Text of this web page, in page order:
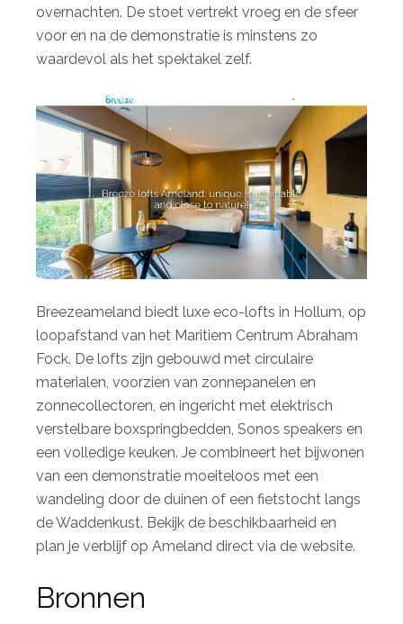
overnachten. De stoet vertrekt vroeg en de sfeer
voor en na de demonstratie is minstens zo
waardevol als het spektakel zelf.
Breezeameland biedt luxe eco-lofts in Hollum , op
loopafstand van het Maritiem Centrum Abraham
Fock. De lofts zijn gebouwd met circulaire
materialen, voorzien van zonnepanelen en
zonnecollectoren, en ingericht met elektrisch
verstelbare boxspringbedden, Sonos speakers en
een volledige keuken. Je combineert het bijwonen
van een demonstratie moeiteloos met een
wandeling door de duinen of een fietstocht langs
de Waddenkust. Bekijk de beschikbaarheid en
plan je verblijf op Ameland direct via de website.
Bronnen